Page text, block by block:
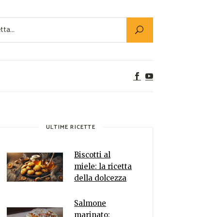
Utility
Alimenti
Rumors
ULTIME RICETTE
Biscotti al
miele: la ricetta
della dolcezza
Salmone
marinato: